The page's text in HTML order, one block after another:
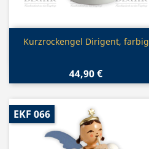
Vorschau
Kurzrockengel Dirigent, farbig
44,90 €
EKF 066